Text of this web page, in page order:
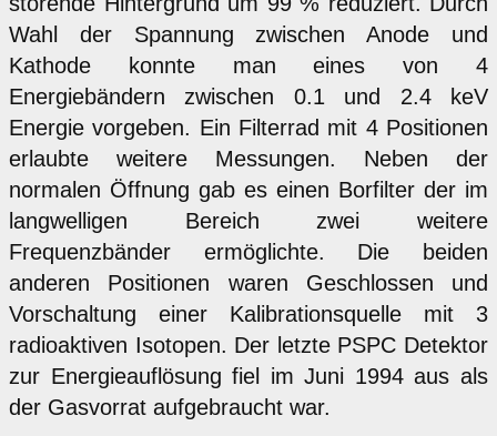
Wahl der Spannung zwischen Anode und
Kathode konnte man eines von 4
Energiebändern zwischen 0.1 und 2.4 keV
Energie vorgeben. Ein Filterrad mit 4 Positionen
erlaubte weitere Messungen. Neben der
normalen Öffnung gab es einen Borfilter der im
langwelligen Bereich zwei weitere
Frequenzbänder ermöglichte. Die beiden
anderen Positionen waren Geschlossen und
Vorschaltung einer Kalibrationsquelle mit 3
radioaktiven Isotopen. Der letzte PSPC Detektor
zur Energieauflösung fiel im Juni 1994 aus als
der Gasvorrat aufgebraucht war.